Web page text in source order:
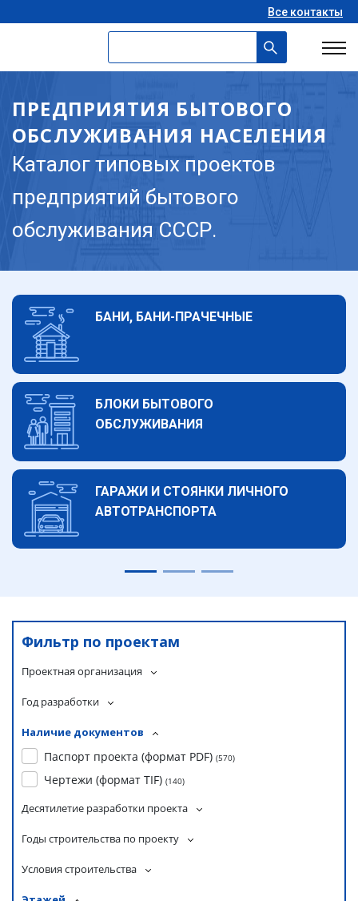
Все контакты
ПРЕДПРИЯТИЯ БЫТОВОГО
ОБСЛУЖИВАНИЯ НАСЕЛЕНИЯ
Каталог типовых проектов
предприятий бытового
обслуживания СССР.
БАНИ, БАНИ-ПРАЧЕЧНЫЕ
БЛОКИ БЫТОВОГО
ОБСЛУЖИВАНИЯ
ГАРАЖИ И СТОЯНКИ ЛИЧНОГО
АВТОТРАНСПОРТА
Фильтр по проектам
Проектная организация
Год разработки
Наличие документов
Паспорт проекта (формат PDF) (570)
Чертежи (формат TIF) (140)
Десятилетие разработки проекта
Годы строительства по проекту
Условия строительства